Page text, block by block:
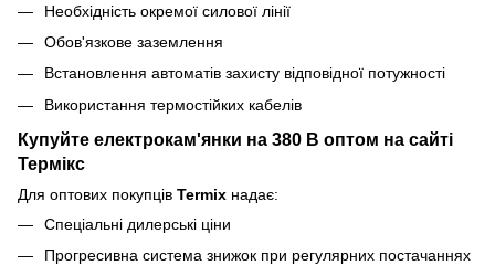
Необхідність окремої силової лінії
Обов'язкове заземлення
Встановлення автоматів захисту відповідної потужності
Використання термостійких кабелів
Купуйте електрокам'янки на 380 В оптом на сайті
Термікс
Для оптових покупців Termix надає:
Спеціальні дилерські ціни
Прогресивна система знижок при регулярних постачаннях